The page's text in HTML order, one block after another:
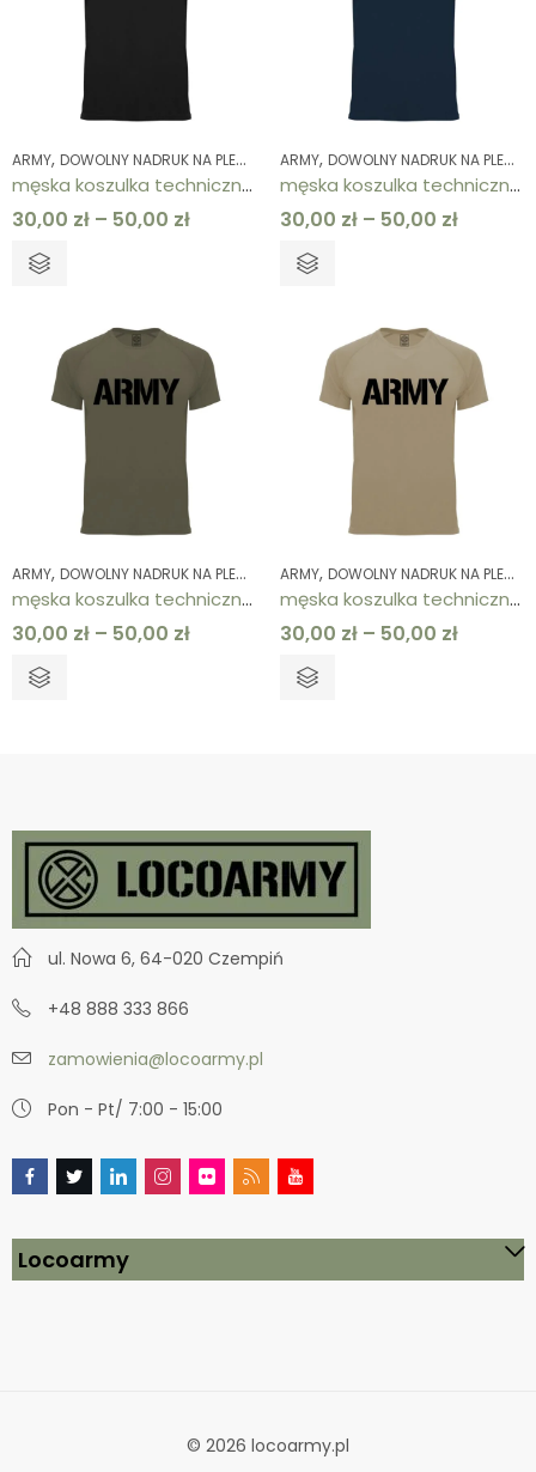
ARMY, DOWOLNY NADRUK NA PLECACH ,KOLEKCJE,KOSZULKI,KOSZULKI,
męska koszulka techniczna czarna ARMY
30,00 zł – 50,00 zł
ARMY, DOWOLNY NADRUK NA PLECACH
męska koszulka techniczna granatowa ARMY
30,00 zł – 50,00 zł
ARMY, DOWOLNY NADRUK NA PLECACH ,KOLEKCJE,KOSZULKI,KOSZULKI,
męska koszulka techniczna khaki ARMY
30,00 zł – 50,00 zł
ARMY, DOWOLNY NADRUK NA PLECACH
męska koszulka techniczna piaskowa ARMY
30,00 zł – 50,00 zł
ul. Nowa 6, 64-020 Czempiń
+48 888 333 866
zamowienia@locoarmy.pl
Pon - Pt/ 7:00 - 15:00
Locoarmy
© 2026 locoarmy.pl